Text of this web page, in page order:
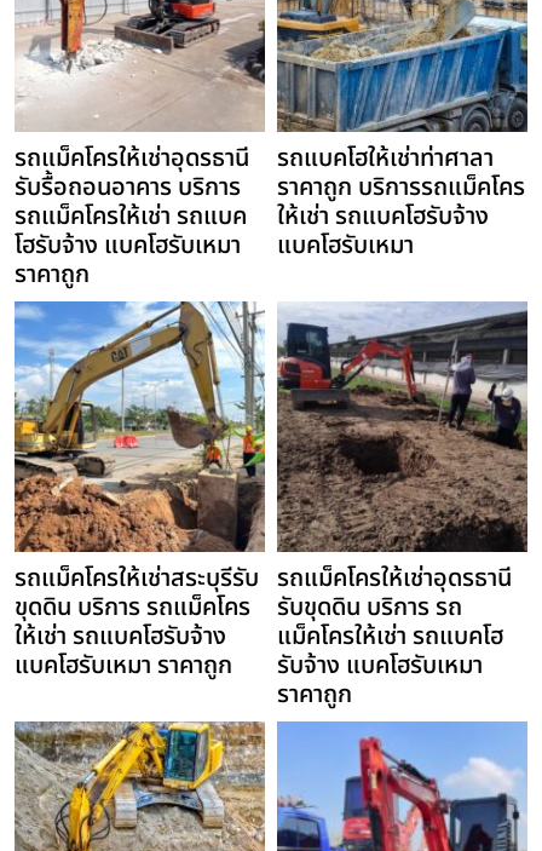
รถแม็คโครให้เช่าอุดรธานี
รับรื้อถอนอาคาร บริการ
รถแม็คโครให้เช่า รถแบค
โฮรับจ้าง แบคโฮรับเหมา
ราคาถูก
รถแบคโฮให้เช่าท่าศาลา
ราคาถูก บริการรถแม็คโคร
ให้เช่า รถแบคโฮรับจ้าง
แบคโฮรับเหมา
รถแม็คโครให้เช่าสระบุรีรับ
ขุดดิน บริการ รถแม็คโคร
ให้เช่า รถแบคโฮรับจ้าง
แบคโฮรับเหมา ราคาถูก
รถแม็คโครให้เช่าอุดรธานี
รับขุดดิน บริการ รถ
แม็คโครให้เช่า รถแบคโฮ
รับจ้าง แบคโฮรับเหมา
ราคาถูก